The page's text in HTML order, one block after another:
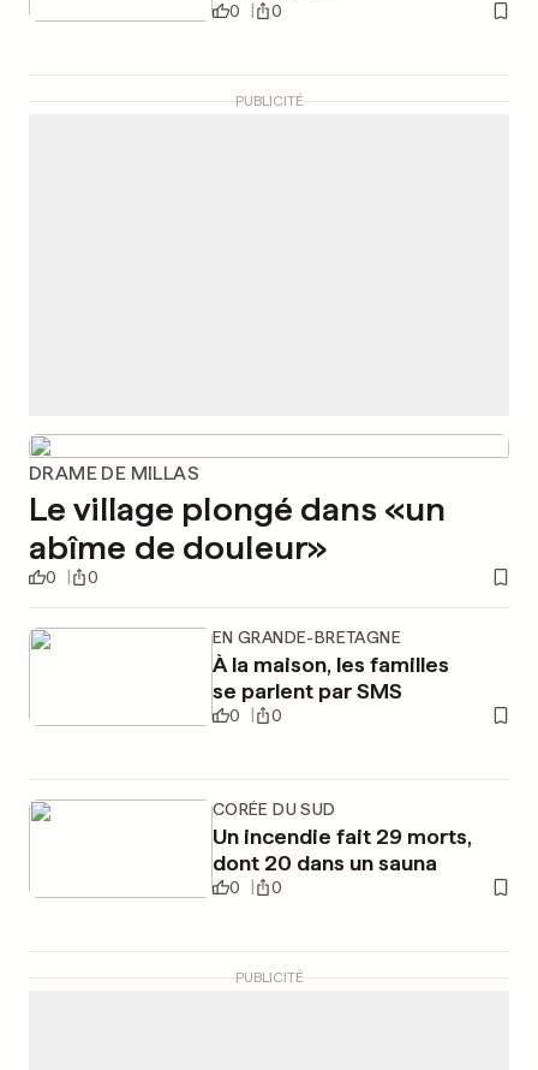
0 0
PUBLICITÉ
DRAME DE MILLAS
Le village plongé dans «un
abîme de douleur»
0 0
EN GRANDE-BRETAGNE
À la maison, les familles
se parlent par SMS
0 0
CORÉE DU SUD
Un incendie fait 29 morts,
dont 20 dans un sauna
0 0
PUBLICITÉ